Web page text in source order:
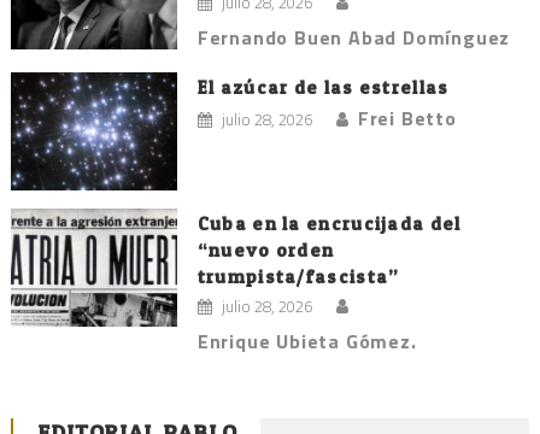
Fernando Buen Abad Domínguez
El azúcar de las estrellas
julio 28, 2026 Frei Betto
Cuba en la encrucijada del
“nuevo orden
trumpista/fascista”
julio 28, 2026
Enrique Ubieta Gómez.